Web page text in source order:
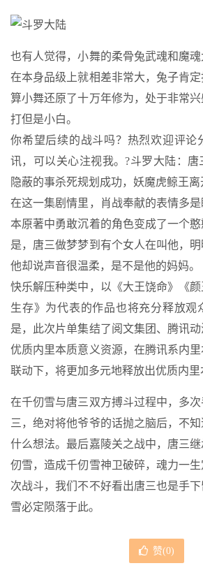
也有人觉得，小舞的柔骨兔武魂和魔
在本身品级上就相差非常大，兔子肯
算小舞还原了十万年修为，处于非常
打但是小白。
你希望后续的战斗吗？热烈欢迎评论
讯，可以关心注视我。?斗罗大陆：唐
隐蔽的事杀死规划成功，妖魔虎鲸王离
在这一集剧情里，肖战奉献的表情多
本原著中勇敢沉着的角色变成了一个
是，唐三做梦梦到有个女人在叫他，明
他却说声音很温柔，是不是他的妈妈。
快乐解压种类中，以《大王饶命》《
生存》为代表的作品也将充分释放观
是，此次片单集结了阅文集团、腾讯
优质内里本质意义资源，在腾讯系内
联动下，将更加多元地释放出优质内里
在千仞雪与唐三双方搏斗过程中，多
三，绝对将他爷爷的话抛之脑后，不
什么想法。最后嘉陵关之战中，唐三
仞雪，造成千仞雪神卫破碎，魂力一
次战斗，我们不不好看出唐三也是手
雪必定陨落于此。
赞(0)